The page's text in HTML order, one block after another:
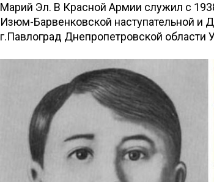
Марий Эл. В Красной Армии служил с
Изюм-Барвенковской наступательной и
г.Павлоград Днепропетровской области